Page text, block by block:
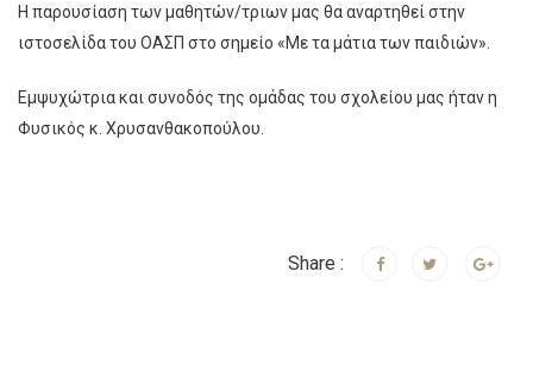
Η παρουσίαση των μαθητών/τριων μας θα αναρτηθεί στην
ιστοσελίδα του ΟΑΣΠ στο σημείο «Με τα μάτια των παιδιών».
Εμψυχώτρια και συνοδός της ομάδας του σχολείου μας ήταν η
Φυσικός κ. Χρυσανθακοπούλου.
Share :